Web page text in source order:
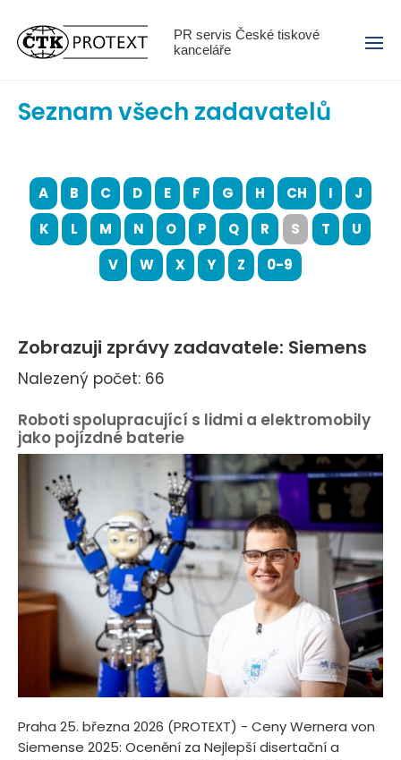
PR servis České tiskové
kanceláře
Menu
Seznam všech zadavatelů
A B C D E F G H CH I
J
K
L M N O P Q R S T
U
V
W X Y Z 0-9
Zobrazuji zprávy zadavatele: Siemens
Nalezený počet: 66
Roboti spolupracující s lidmi a elektromobily
jako pojízdné baterie
Praha 25. března 2026 (PROTEXT) - Ceny Wernera von
Siemense 2025: Ocenění za Nejlepší disertační a